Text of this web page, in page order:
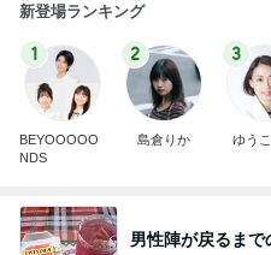
新登場ランキング
1
BEYOOOOO
NDS
2
島倉りか
3
ゆう
男性陣が戻るまで